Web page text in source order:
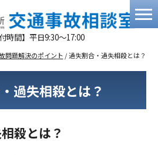
時間】平日9:30～17:00
問題解決のポイント /過失割合・過失相殺とは？
過失相殺とは？
殺とは？